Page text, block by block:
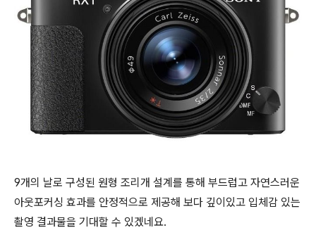
9개의 날로 구성된 원형 조리개 설계를 통해 부드럽고 자연스러운
아웃포커싱 효과를 안정적으로 제공해 보다 깊이있고 입체감 있는
촬영 결과물을 기대할 수 있겠네요.